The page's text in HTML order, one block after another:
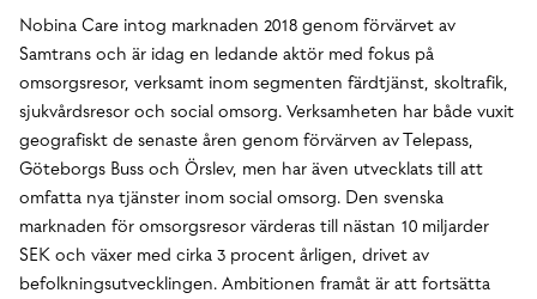
Nobina Care intog marknaden 2018 genom förvärvet av
Samtrans och är idag en ledande aktör med fokus på
omsorgsresor, verksamt inom segmenten färdtjänst, skoltrafik,
sjukvårdsresor och social omsorg. Verksamheten har både vuxit
geografiskt de senaste åren genom förvärven av Telepass,
Göteborgs Buss och Örslev, men har även utvecklats till att
omfatta nya tjänster inom social omsorg. Den svenska
marknaden för omsorgsresor värderas till nästan 10 miljarder
SEK och växer med cirka 3 procent årligen, drivet av
befolkningsutvecklingen. Ambitionen framåt är att fortsätta